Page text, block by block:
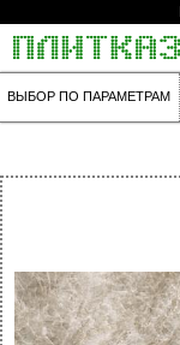
ВЫБОР ПО ПАРАМЕТРАМ